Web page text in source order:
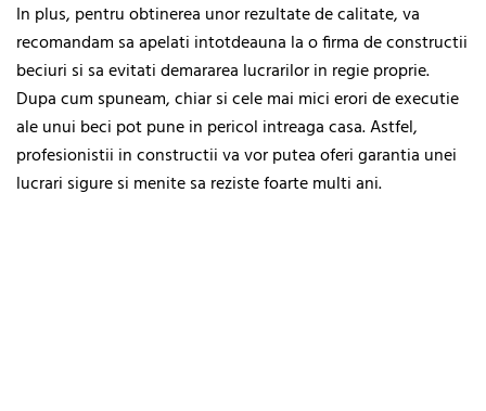
In plus, pentru obtinerea unor rezultate de calitate, va
recomandam sa apelati intotdeauna la o firma de constructii
beciuri si sa evitati demararea lucrarilor in regie proprie.
Dupa cum spuneam, chiar si cele mai mici erori de executie
ale unui beci pot pune in pericol intreaga casa. Astfel,
profesionistii in constructii va vor putea oferi garantia unei
lucrari sigure si menite sa reziste foarte multi ani.